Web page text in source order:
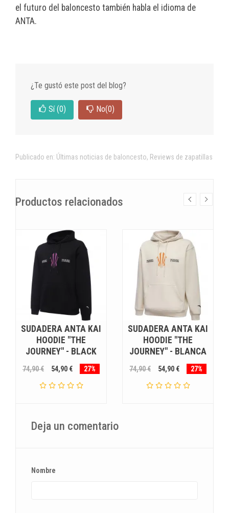
el futuro del baloncesto también habla el idioma de
ANTA.
¿Te gustó este post del blog?
Sí(0) No(0)
Publicado en: Últimas noticias de baloncesto, Reviews de zapatillas
Productos relacionados
SUDADERA ANTA KAI
HOODIE "THE
JOURNEY" - BLACK
74,90 € 54,90 € 27%
SUDADERA ANTA KAI
HOODIE "THE
JOURNEY" - BLANCA
74,90 € 54,90 € 27%
Deja un comentario
Nombre